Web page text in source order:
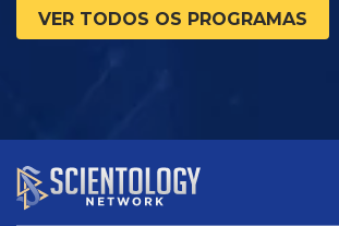
VER TODOS OS PROGRAMAS